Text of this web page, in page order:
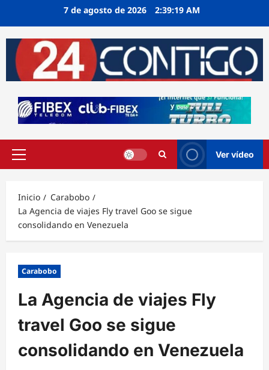
7 de agosto de 2026 2:39:19 AM
Menú
Ver vídeo
Inicio
Carabobo
La Agencia de viajes Fly travel Goo se sigue
consolidando en Venezuela
Carabobo
La Agencia de viajes Fly
travel Goo se sigue
consolidando en Venezuela